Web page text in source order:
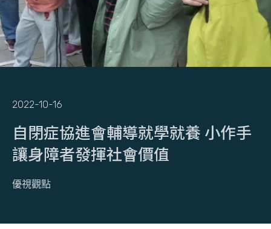
2022-10-16
自閉症協進會輔導就學就養 小作手
讓身障者發揮社會價值
優視觀點